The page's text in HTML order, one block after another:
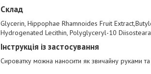
Склад
Glycerin, Hippophae Rhamnoides Fruit
Hydrogenated Lecithin, Polyglyceryl-10
Інструкція із застосування
Сироватку можна наносити як звичайну руками